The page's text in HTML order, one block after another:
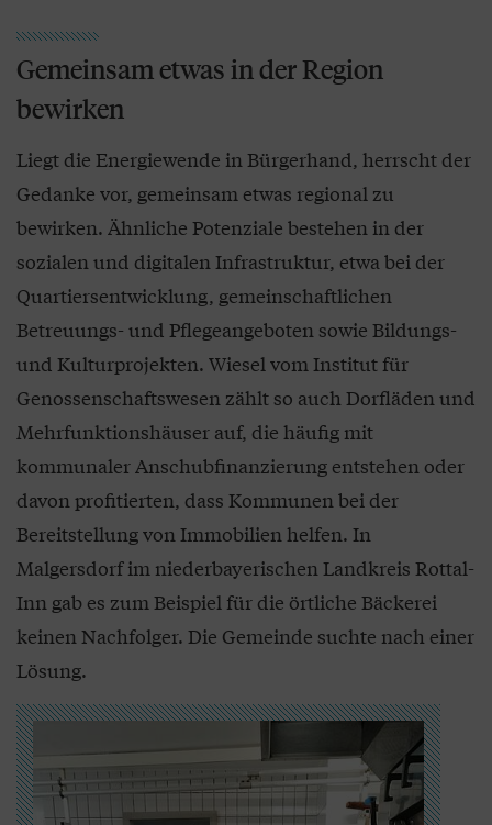
Gemeinsam etwas in der Region
bewirken
Liegt die Energiewende in Bürgerhand, herrscht der
Gedanke vor, gemeinsam etwas regional zu
bewirken. Ähnliche Potenziale bestehen in der
sozialen und digitalen Infrastruktur, etwa bei der
Quartiersentwicklung, gemeinschaftlichen
Betreuungs- und Pflegeangeboten sowie Bildungs-
und Kulturprojekten. Wiesel vom Institut für
Genossenschaftswesen zählt so auch Dorfläden und
Mehrfunktionshäuser auf, die häufig mit
kommunaler Anschubfinanzierung entstehen oder
davon profitierten, dass Kommunen bei der
Bereitstellung von Immobilien helfen. In
Malgersdorf im niederbayerischen Landkreis Rottal-
Inn gab es zum Beispiel für die örtliche Bäckerei
keinen Nachfolger. Die Gemeinde suchte nach einer
Lösung.